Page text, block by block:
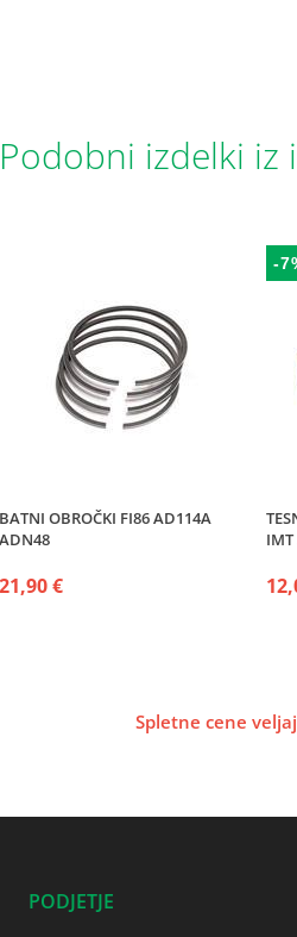
Podobni izdelki iz
BATNI OBROČKI FI86 AD114A
ADN48
21,90 €
-
IMT
Spletne cene
PODJETJE